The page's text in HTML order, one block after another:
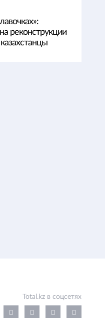
реконструкции
Total.kz в соцсетях